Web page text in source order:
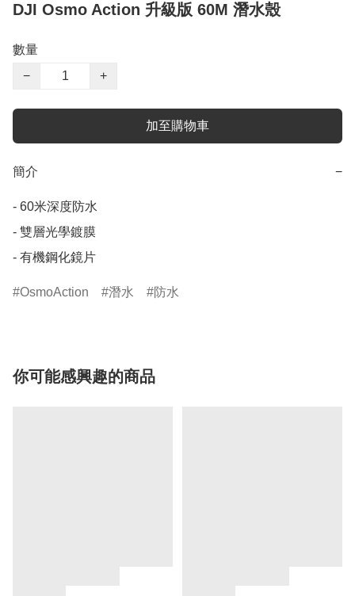
DJI Osmo Action 升級版 60M 潛水殼
數量
−
+
加至購物車
簡介 −
- 60米深度防水
- 雙層光學鍍膜
- 有機鋼化鏡片
OsmoAction 潛水 防水
你可能感興趣的商品